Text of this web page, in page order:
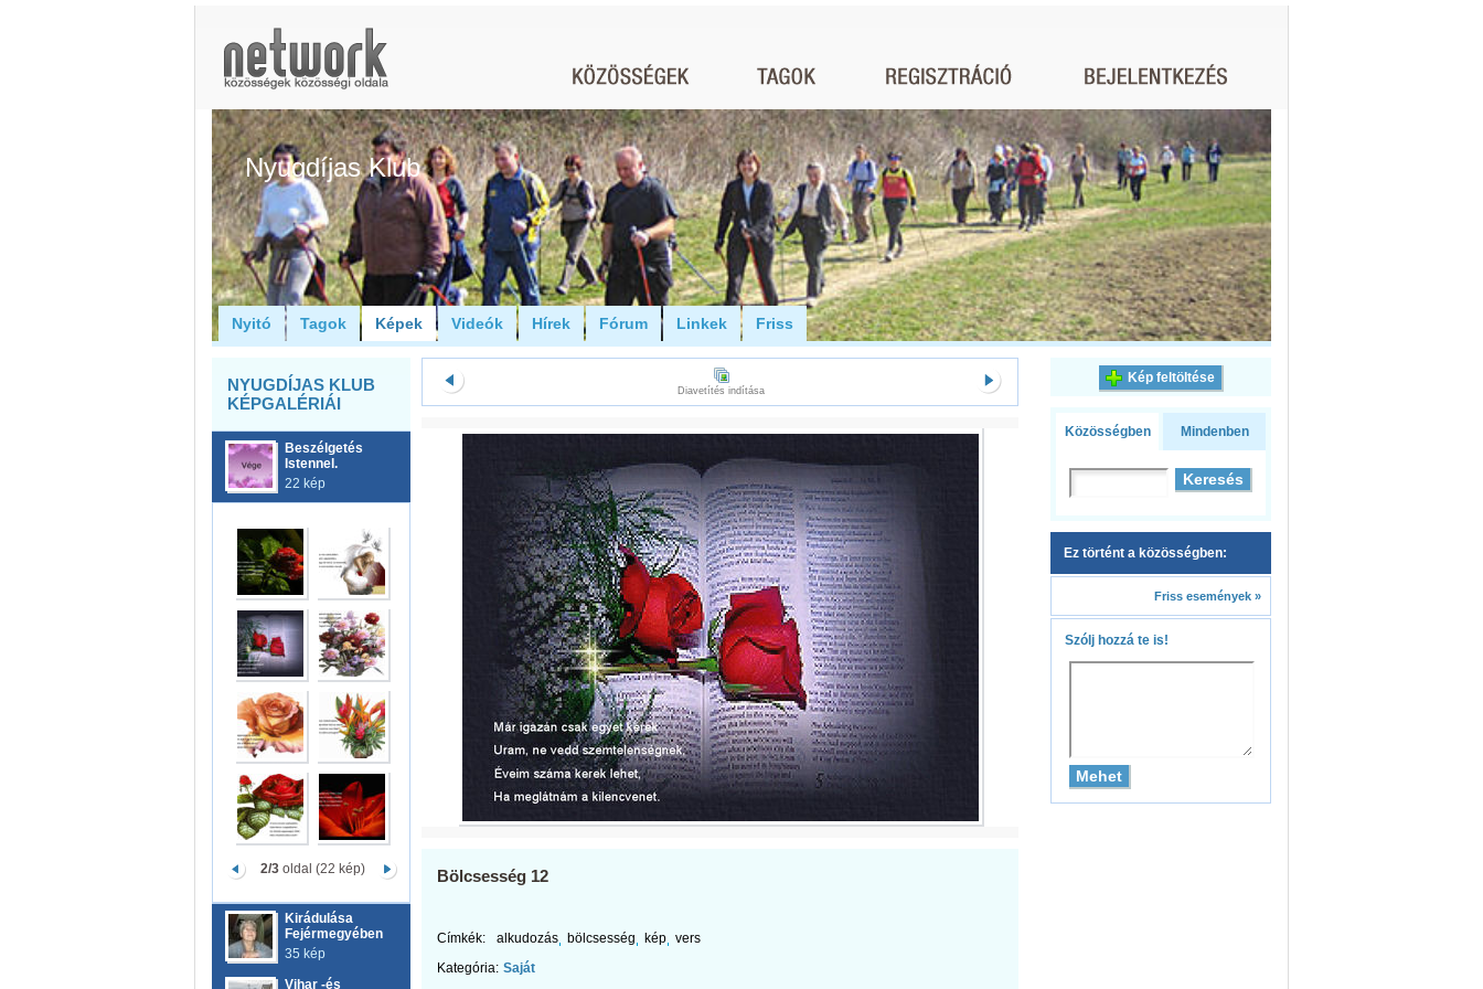
Nyugdíjas Klub
Nyitó Tagok Képek Videók Hírek Fórum Linkek Friss
NYUGDÍJAS KLUB
KÉPGALÉRIÁI
Beszélgetés
Istennel.
22 kép
2/3oldal (22 kép)
Kirádulása
Fejérmegyében
35 kép
Vihar -és
Diavetítés indítása
Bölcsesség 12
Címkék: alkudozás bölcsesség kép vers
Kategória: Saját
Kép feltöltése
Közösségben Mindenben
Ez történt a közösségben:
Friss események »
Szólj hozzá te is!